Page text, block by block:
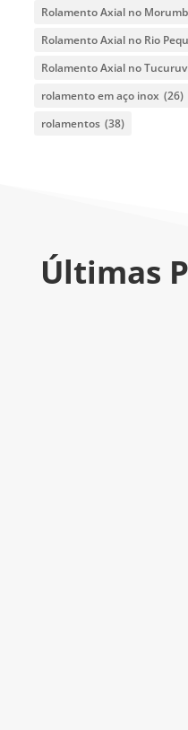
Rolamento Axial no
Rolamento Axial no Rio
Rolamento Axial no
rolamento em aço inox (26)
rolamentos (38)
Últimas